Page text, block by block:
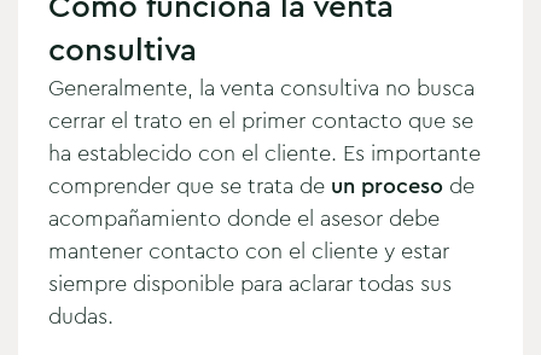
consultiva
Generalmente, la venta consultiva no busca
cerrar el trato en el primer contacto que se
ha establecido con el cliente. Es importante
comprender que se trata de un proceso de
acompañamiento donde el asesor debe
mantener contacto con el cliente y estar
siempre disponible para aclarar todas sus
dudas.